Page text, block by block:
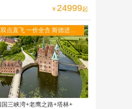
￥ 24999起
双点直飞 一价全含 斯德进哥
冰岛段--赫尔辛基进奥斯陆
国三峡湾+老鹰之路+塔林+